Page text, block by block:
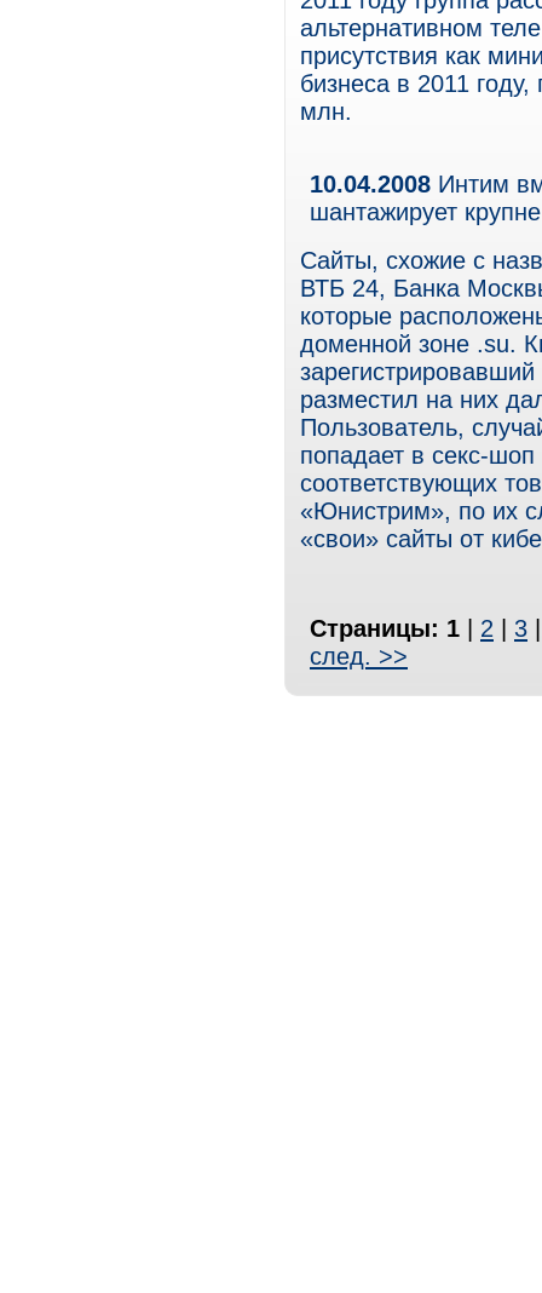
альтернативном
присутствия как
бизнеса в 2011
млн.
10.04.2008 Интим
шантажирует
Сайты, схожие с
ВТБ 24, Банка
которые
доменной зоне .su.
разместил на них
Пользователь,
попадает в секс-
соответствующих
«Юнистрим», по их
«свои» сайты от
Страницы: 1 2 3
след. >>